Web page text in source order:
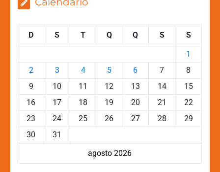
agosto 2026
D S T Q Q S S
1
2
3 4 5 6 7
8
9
10 11 12 13 14
15
16
17 18 19 20 21
22
23
24 25 26 27 28
29
30
31